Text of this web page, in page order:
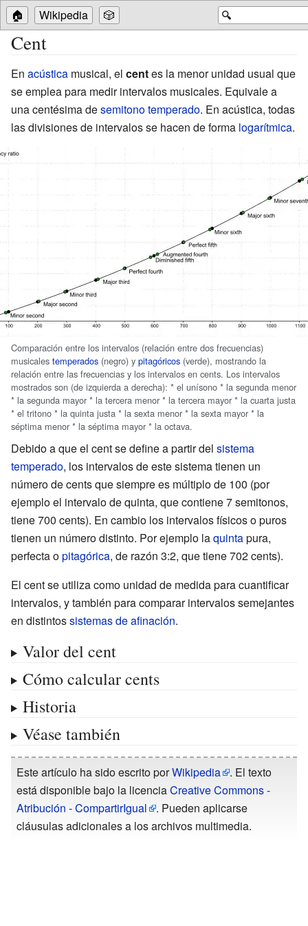
🔍
🏠 Wikipedia 🎲
Cent
En acústica musical, el centes la menor unidad usual que
se emplea para medir intervalos musicales. Equivale a
una centésima desemitonotemperado. En acústica, todas
las divisiones de intervalos se hacen de forma logarítmica.
Comparación entre los intervalos (relación entre dos frecuencias)
musicales temperados (negro) y pitagóricos (verde), mostrando la
relación entre las frecuencias y los intervalos en cents. Los intervalos
mostrados son (de izquierda a derecha): * el unísono * la segunda menor
* la segunda mayor * la tercera menor * la tercera mayor * la cuarta justa
* el tritono * la quinta justa * la sexta menor * la sexta mayor * la
séptima menor * la séptima mayor * la octava.
Debido a que el cent se define a partir del sistema
temperado, los intervalos de este sistema tienen un
número de cents que siempre es múltiplo de 100 (por
ejemplo el intervalo de quinta, que contiene 7semitonos,
tiene 700 cents). En cambio los intervalos físicos o puros
tienen un número distinto. Por ejemplo laquintapura,
perfecta opitagórica, de razón 3:2, que tiene 702 cents).
El cent se utiliza como unidad de medida para cuantificar
intervalos, y también para comparar intervalos semejantes
en distintossistemas de afinación.
Valor del cent
Cómo calcular cents
Historia
Véase también
Este artículo ha sido escrito porWikipedia
. El texto
está disponible bajo la licenciaCreative Commons -
Atribución - CompartirIgual
. Pueden aplicarse
cláusulas adicionales a los archivos multimedia.